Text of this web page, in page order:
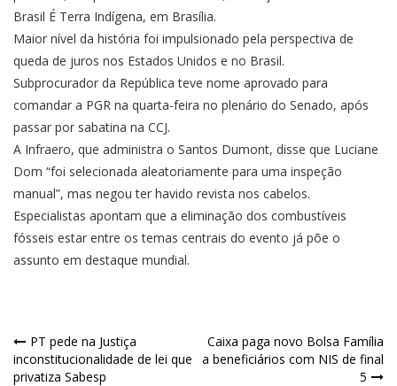
Brasil É Terra Indígena, em Brasília.
Maior nível da história foi impulsionado pela perspectiva de
queda de juros nos Estados Unidos e no Brasil.
Subprocurador da República teve nome aprovado para
comandar a PGR na quarta-feira no plenário do Senado, após
passar por sabatina na CCJ.
A Infraero, que administra o Santos Dumont, disse que Luciane
Dom “foi selecionada aleatoriamente para uma inspeção
manual”, mas negou ter havido revista nos cabelos.
Especialistas apontam que a eliminação dos combustíveis
fósseis estar entre os temas centrais do evento já põe o
assunto em destaque mundial.
PT pede na Justiça
inconstitucionalidade de lei que
privatiza Sabesp
Caixa paga novo Bolsa Família
a beneficiários com NIS de final
5